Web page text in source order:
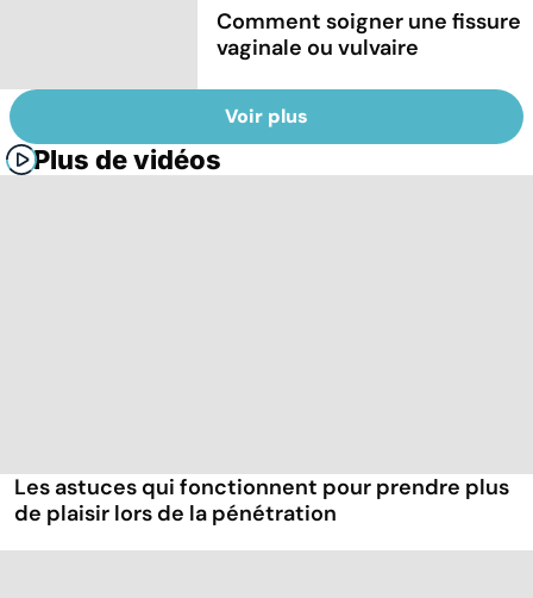
Comment soigner une fissure
vaginale ou vulvaire
Voir plus
Plus de vidéos
Les astuces qui fonctionnent pour prendre plus
de plaisir lors de la pénétration